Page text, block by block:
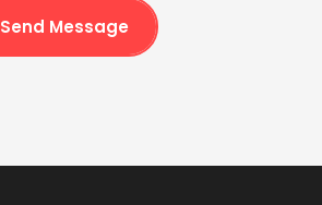
Send Message